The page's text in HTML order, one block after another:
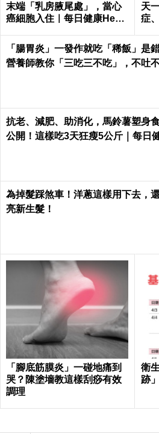
末端「乳房腋尾處」，當心
癌細胞入住｜每日健康Healt
天
症
「腸胃炎」一發作就吃「稀飯」是
營養師教你「三吃三不吃」，不吐
抗老、減肥、助消化，馬鈴薯塑身
公開！這樣吃3天狂瘦5公斤｜每日
為掉髮踩煞車！洋蔥這樣用下去，
亮新生髮！
「腳底筋膜炎」一碰地痛到
哭？陳塗墻教這樣刮痧有效
調理
衛
跡」